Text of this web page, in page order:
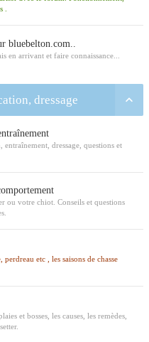
bluebelton.com..
en arrivant et faire connaissance...
dressage
entraînement, dressage, questions et
ou votre chiot. Conseils et questions
perdreau etc , les saisons de chasse
et bosses, les causes, les remèdes,